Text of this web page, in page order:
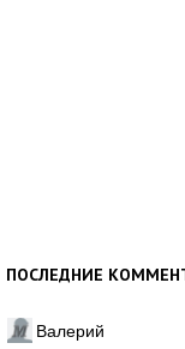
ПОСЛЕДНИЕ
Валерий